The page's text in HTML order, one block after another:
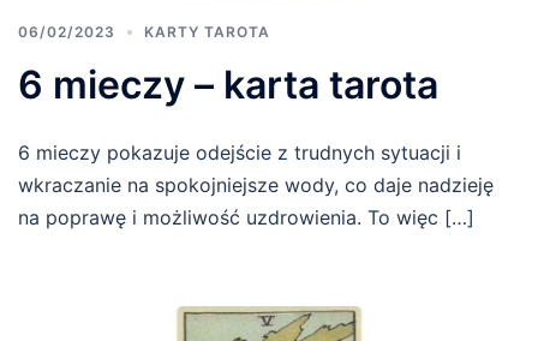
06/02/2023 KARTY TAROTA
6 mieczy – karta tarota
6 mieczy pokazuje odejście z trudnych sytuacji i
wkraczanie na spokojniejsze wody, co daje nadzieję
na poprawę i możliwość uzdrowienia. To więc […]